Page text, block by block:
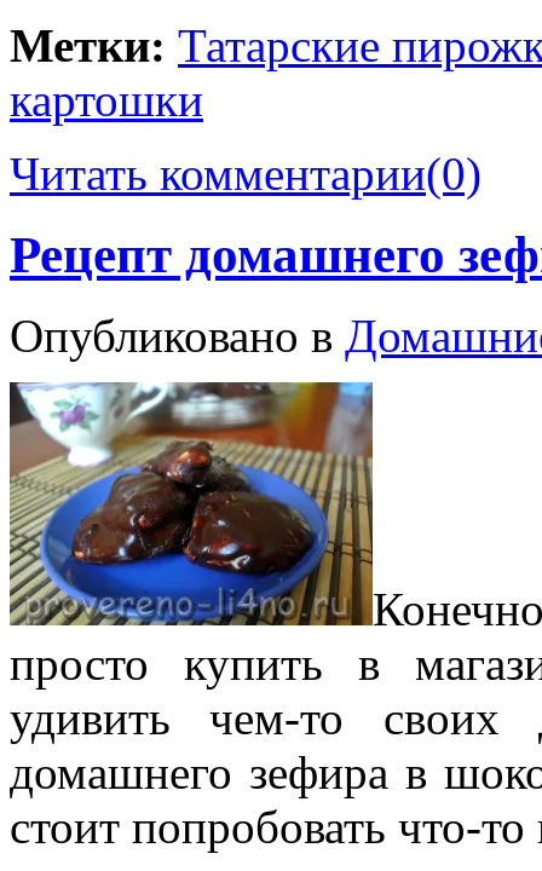
Метки: Татарские
картошки
Читать комментарии(0)
Рецепт домашнего
Опубликовано в
просто купить в
удивить чем-то
домашнего зефира в
стоит попробовать что-